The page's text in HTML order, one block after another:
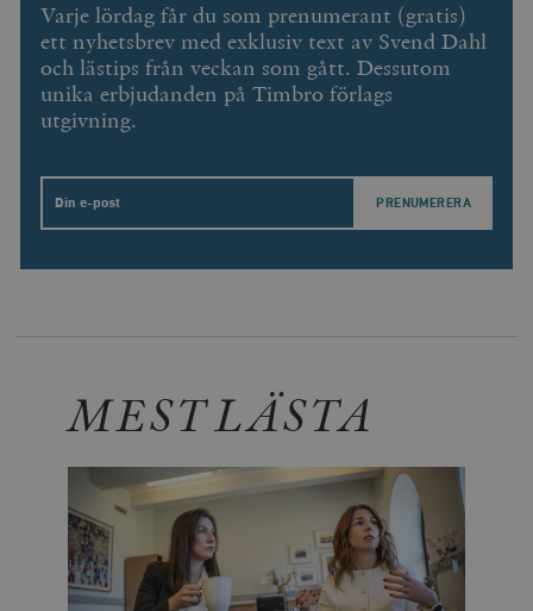
Varje lördag får du som prenumerant (gratis)
ett nyhetsbrev med exklusiv text av Svend Dahl
och lästips från veckan som gått. Dessutom
unika erbjudanden på Timbro förlags
utgivning.
Email
MEST LÄSTA